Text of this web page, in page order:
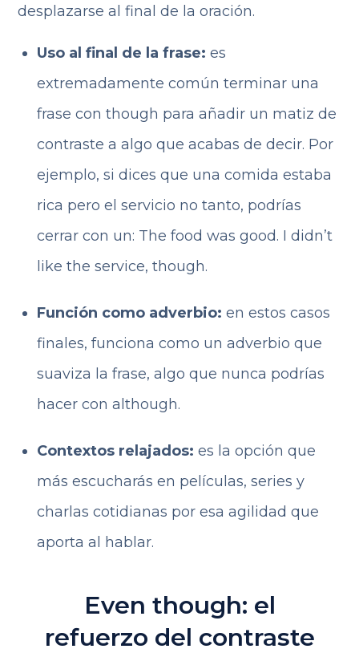
desplazarse al final de la oración.
Uso al final de la frase: es
extremadamente común terminar una
frase con though para añadir un matiz de
contraste a algo que acabas de decir. Por
ejemplo, si dices que una comida estaba
rica pero el servicio no tanto, podrías
cerrar con un: The food was good. I didn’t
like the service, though.
Función como adverbio: en estos casos
finales, funciona como un adverbio que
suaviza la frase, algo que nunca podrías
hacer con although.
Contextos relajados: es la opción que
más escucharás en películas, series y
charlas cotidianas por esa agilidad que
aporta al hablar.
Even though: el
refuerzo del contraste